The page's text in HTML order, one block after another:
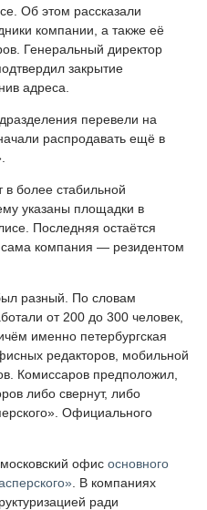
Об этом рассказали
компании, а также её
Генеральный директор
закрытие
адреса.
перевели на
распродавать ещё в
более стабильной
указаны площадки в
Последняя остаётся
компания — резидентом
разный. По словам
от 200 до 300 человек,
именно петербургская
редакторов, мобильной
Комиссаров предположил,
либо свернут, либо
Официального
офис основного
. В компаниях
ради